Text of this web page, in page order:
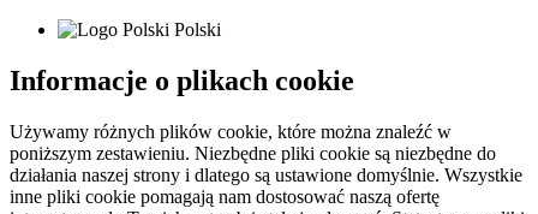
Polski
Informacje o plikach cookie
Używamy różnych plików cookie, które można znaleźć w
poniższym zestawieniu. Niezbędne pliki cookie są niezbędne do
działania naszej strony i dlatego są ustawione domyślnie. Wszystkie
inne pliki cookie pomagają nam dostosować naszą ofertę